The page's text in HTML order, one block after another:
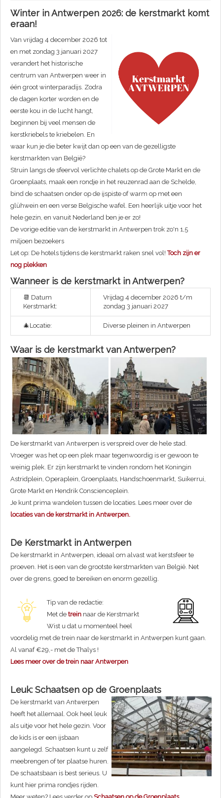
Winter in Antwerpen 2026: de kerstmarkt komt
eraan!
Van vrijdag 4 december 2026 tot
en met zondag 3 januari 2027
verandert het historische
centrum van Antwerpen weer in
één groot winterparadijs. Zodra
de dagen korter worden en de
eerste kou in de lucht hangt,
beginnen bij veel mensen de
kerstkriebels te kriebelen. En
waar kun je die beter kwijt dan op een van de gezelligste
kerstmarkten van België?
Struin langs de sfeervol verlichte chalets op de Grote Markt en de
Groenplaats, maak een rondje in het reuzenrad aan de Schelde,
bind de schaatsen onder op de ijspiste of warm op met een
glühwein en een verse Belgische wafel. Een heerlijk uitje voor het
hele gezin, en vanuit Nederland ben je er zo!
De vorige editie van de kerstmarkt in Antwerpen trok zo'n 1,5
miljoen bezoekers
Let op: De hotels tijdens de kerstmarkt raken snel vol!Toch zijn er
nog plekken
Wanneer is de kerstmarkt in Antwerpen?
📆 Datum
Kerstmarkt:
Vrijdag 4 december 2026 t/m
zondag 3 januari 2027
🎄Locatie: Diverse pleinen in Antwerpen
Waar is de kerstmarkt van Antwerpen?
De kerstmarkt van Antwerpen is verspreid over de hele stad.
Vroeger was het op een plek maar tegenwoordig is er gewoon te
weinig plek. Er zijn kerstmarkt te vinden rondom het Koningin
Astridplein, Operaplein, Groenplaats, Handschoenmarkt, Suikerrui,
Grote Markt en Hendrik Conscienceplein.
Je kunt prima wandelen tussen de locaties. Lees meer over de
locaties van de kerstmarkt in Antwerpen.
De Kerstmarkt in Antwerpen
De kerstmarkt in Antwerpen, ideaal om alvast wat kerstsfeer te
proeven. Het is een van de grootste kerstmarkten van België. Net
over de grens, goed te bereiken en enorm gezellig.
Tip van de redactie:
Met de trein naar de Kerstmarkt
Wist u dat u momenteel heel
voordelig met de trein naar de kerstmarkt in Antwerpen kunt gaan.
Al vanaf €29,- met de Thalys !
Lees meer over de trein naar Antwerpen
Leuk: Schaatsen op de Groenplaats
De kerstmarkt van Antwerpen
heeft het allemaal. Ook heel leuk
als uitje voor het hele gezin. Voor
de kids is er een ijsbaan
aangelegd. Schaatsen kunt u zelf
meebrengen of ter plaatse huren.
De schaatsbaan is best serieus. U
kunt hier prima rondjes rijden.